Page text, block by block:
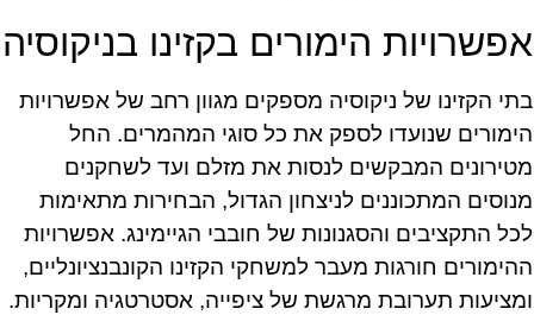
אפשרויות הימורים בקזינו בניקוסיה
בתי הקזינו של ניקוסיה מספקים מגוון רחב של אפשרויות
הימורים שנועדו לספק את כל סוגי המהמרים. החל
מטירונים המבקשים לנסות את מזלם ועד לשחקנים
מנוסים המתכוננים לניצחון הגדול, הבחירות מתאימות
לכל התקציבים והסגנונות של חובבי הגיימינג. אפשרויות
ההימורים חורגות מעבר למשחקי הקזינו הקונבנציונליים,
ומציעות תערובת מרגשת של ציפייה, אסטרטגיה ומקריות.